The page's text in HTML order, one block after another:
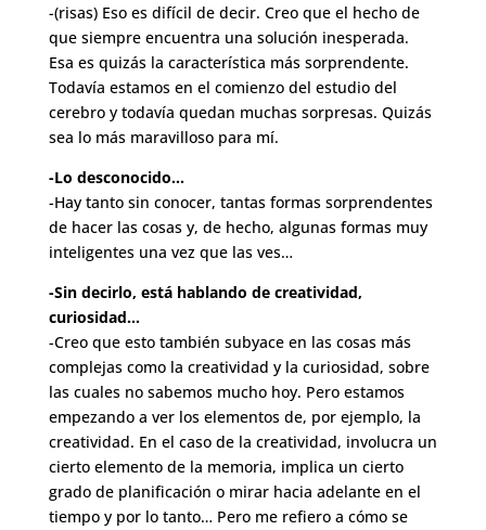
-(risas) Eso es difícil de decir. Creo que el hecho de
que siempre encuentra una solución inesperada.
Esa es quizás la característica más sorprendente.
Todavía estamos en el comienzo del estudio del
cerebro y todavía quedan muchas sorpresas. Quizás
sea lo más maravilloso para mí.
-Lo desconocido…
-Hay tanto sin conocer, tantas formas sorprendentes
de hacer las cosas y, de hecho, algunas formas muy
inteligentes una vez que las ves…
-Sin decirlo, está hablando de creatividad,
curiosidad…
-Creo que esto también subyace en las cosas más
complejas como la creatividad y la curiosidad, sobre
las cuales no sabemos mucho hoy. Pero estamos
empezando a ver los elementos de, por ejemplo, la
creatividad. En el caso de la creatividad, involucra un
cierto elemento de la memoria, implica un cierto
grado de planificación o mirar hacia adelante en el
tiempo y por lo tanto… Pero me refiero a cómo se